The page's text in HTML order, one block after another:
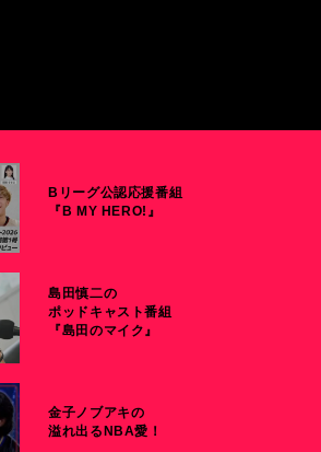
Bリーグ公認応援番組
『B MY HERO!』
島田慎二の
ポッドキャスト番組
『島田のマイク』
金子ノブアキの
溢れ出るNBA愛！